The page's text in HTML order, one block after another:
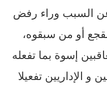
عن السبب وراء رفض
أو من سبقوه،
إسوة بما تفعله
و الإداريين تفعيلا